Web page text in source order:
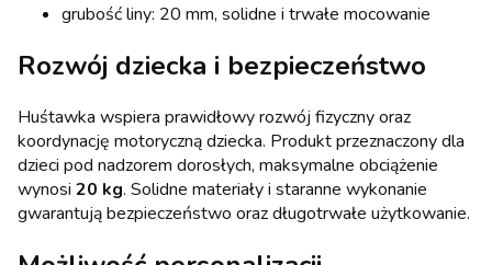
grubość liny: 20 mm, solidne i trwałe mocowanie
Rozwój dziecka i bezpieczeństwo
Huśtawka wspiera prawidłowy rozwój fizyczny oraz
koordynację motoryczną dziecka. Produkt przeznaczony dla
dzieci pod nadzorem dorosłych, maksymalne obciążenie
wynosi 20 kg. Solidne materiały i staranne wykonanie
gwarantują bezpieczeństwo oraz długotrwałe użytkowanie.